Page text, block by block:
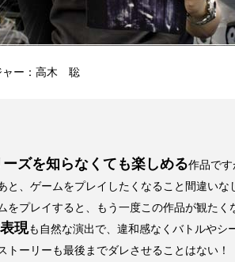
ャー：高木 聡
ーズを知らなくても楽しめる作品です
と、ゲームをプレイしたくなること間違いな
をプレイすると、もう一度この作品が観たく
現も自然な演出で、違和感なくバトルやシ
トーリーも最後までダレさせることはない！